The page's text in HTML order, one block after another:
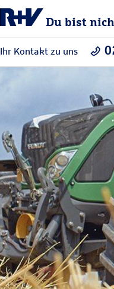
Du bist
Ihr Kontakt zu uns